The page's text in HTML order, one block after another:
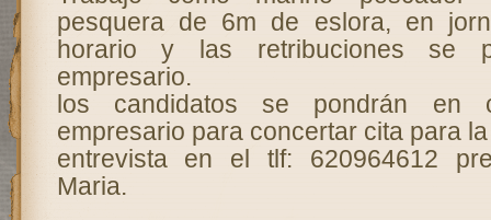
pesquera de 6m de eslora, en
horario y las retribuciones se
empresario.
los candidatos se pondrán en
empresario para concertar cita para la
entrevista en el tlf: 620964612
Maria.